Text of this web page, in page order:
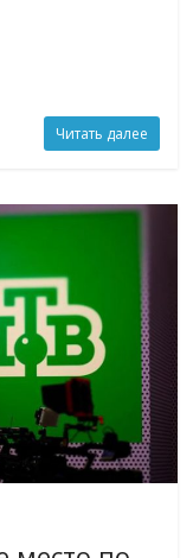
Читать далее